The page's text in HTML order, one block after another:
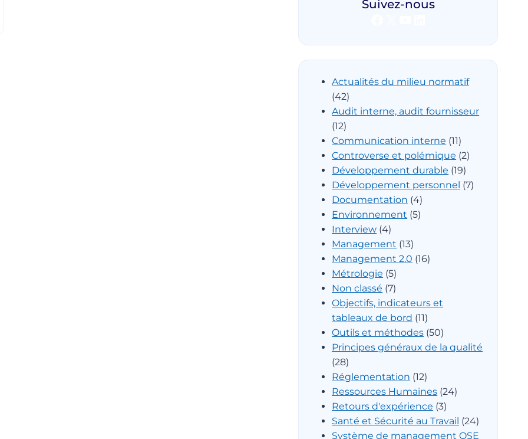
Suivez-nous
Actualités du milieu normatif
(42)
Audit interne, audit fournisseur
(12)
Communication interne (11)
Controverse et polémique (2)
Développement durable (19)
Développement personnel (7)
Documentation (4)
Environnement (5)
Interview (4)
Management (13)
Management 2.0 (16)
Métrologie (5)
Non classé (7)
Objectifs, indicateurs et
tableaux de bord (11)
Outils et méthodes (50)
Principes généraux de la qualité
(28)
Réglementation (12)
Ressources Humaines (24)
Retours d'expérience (3)
Santé et Sécurité au Travail (24)
Système de management QSE